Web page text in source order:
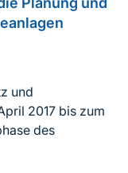
und
2017 bis zum
des